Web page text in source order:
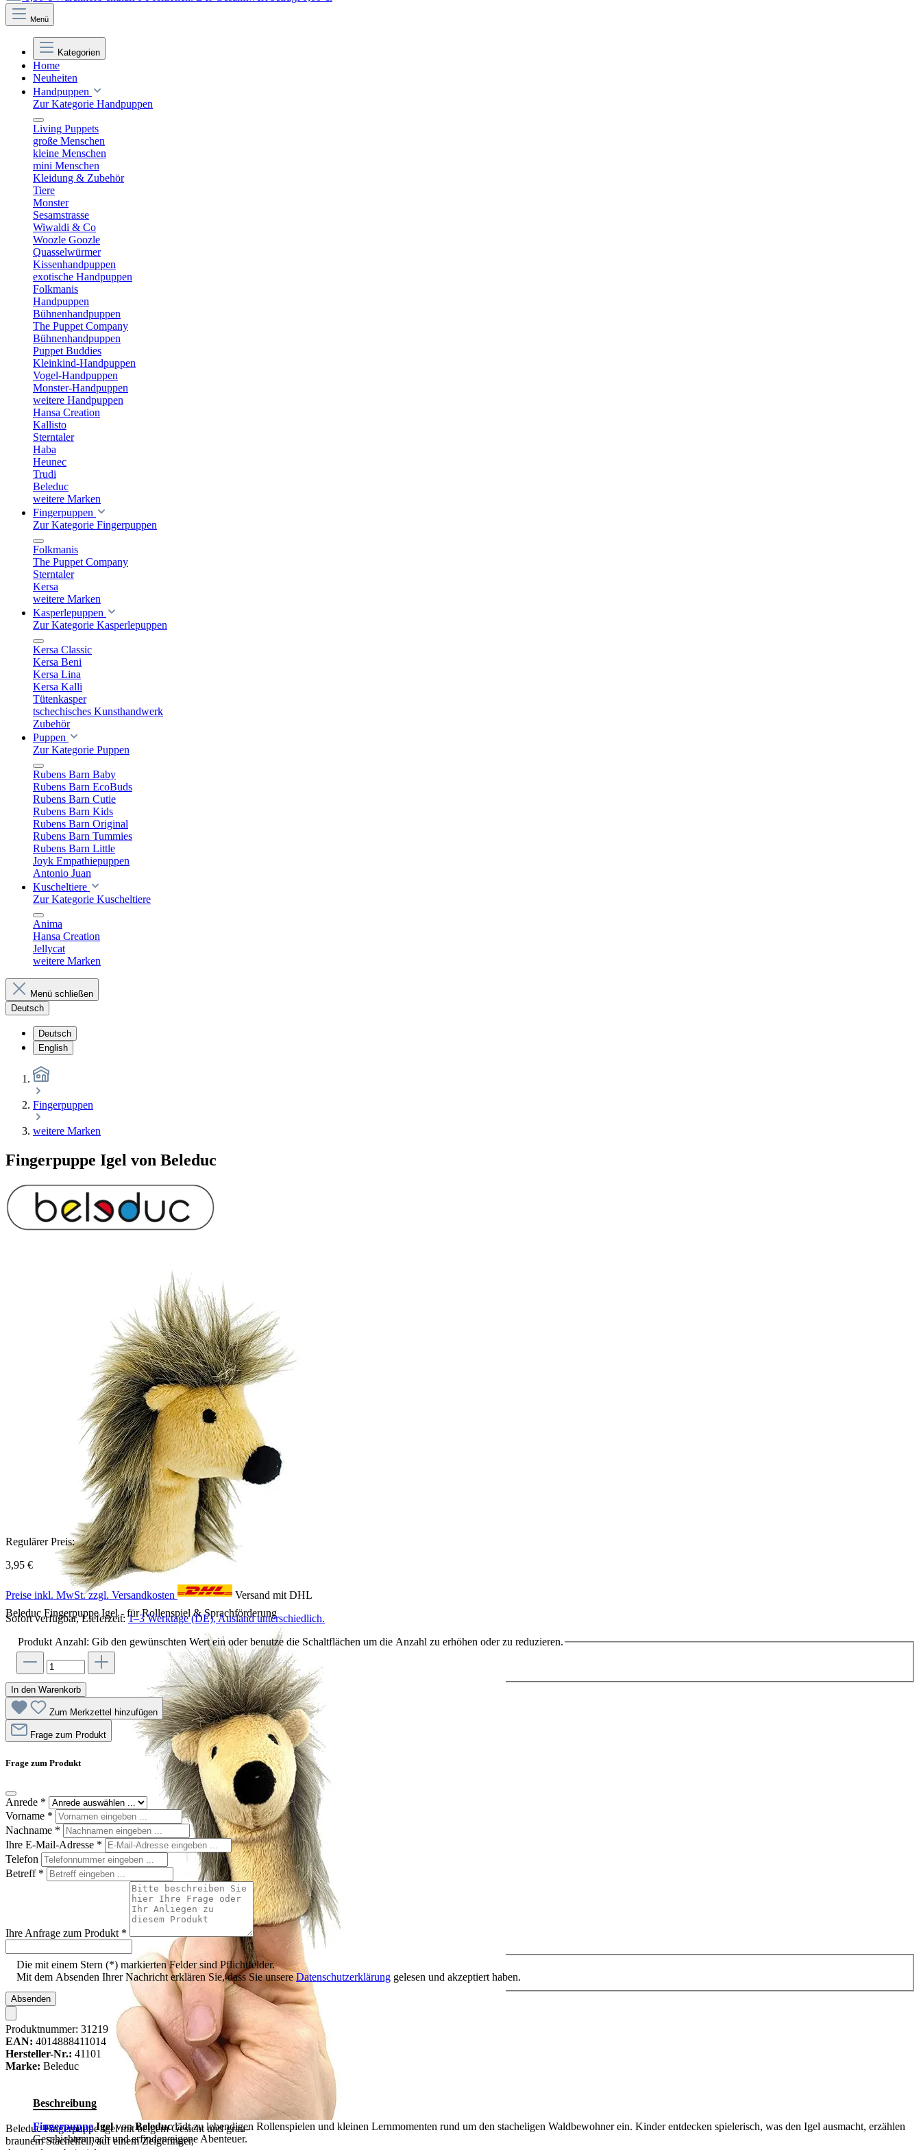
Menü
Kategorien
Home
Neuheiten
Handpuppen
Zur Kategorie Handpuppen
Living Puppets
große Menschen
kleine Menschen
mini Menschen
Kleidung & Zubehör
Tiere
Monster
Sesamstrasse
Wiwaldi & Co
Woozle Goozle
Quasselwürmer
Kissenhandpuppen
exotische Handpuppen
Folkmanis
Handpuppen
Bühnenhandpuppen
The Puppet Company
Bühnenhandpuppen
Puppet Buddies
Kleinkind-Handpuppen
Vogel-Handpuppen
Monster-Handpuppen
weitere Handpuppen
Hansa Creation
Kallisto
Sterntaler
Haba
Heunec
Trudi
Beleduc
weitere Marken
Fingerpuppen
Zur Kategorie Fingerpuppen
Folkmanis
The Puppet Company
Sterntaler
Kersa
weitere Marken
Kasperlepuppen
Zur Kategorie Kasperlepuppen
Kersa Classic
Kersa Beni
Kersa Lina
Kersa Kalli
Tütenkasper
tschechisches Kunsthandwerk
Zubehör
Puppen
Zur Kategorie Puppen
Rubens Barn Baby
Rubens Barn EcoBuds
Rubens Barn Cutie
Rubens Barn Kids
Rubens Barn Original
Rubens Barn Tummies
Rubens Barn Little
Joyk Empathiepuppen
Antonio Juan
Kuscheltiere
Zur Kategorie Kuscheltiere
Anima
Hansa Creation
Jellycat
weitere Marken
Menü schließen
Deutsch
Deutsch
English
Fingerpuppen
weitere Marken
Fingerpuppe Igel von Beleduc
Beleduc Fingerpuppe Igel - für Rollenspiel & Sprachförderung
Beleduc Fingerpuppe Igel mit beigem Gesicht und grau-
braunem Stachelfell, auf einem Zeigefinger,
Regulärer Preis:
3,95 €
Preise inkl. MwSt. zzgl. Versandkosten
Versand mit DHL
Sofort verfügbar, Lieferzeit:1–3 Werktage (DE), Ausland unterschiedlich.
Produkt Anzahl: Gib den gewünschten Wert ein oder benutze die Schaltflächen um die Anzahl zu erhöhen oder zu reduzieren.
In den Warenkorb
Zum Merkzettel hinzufügen
Frage zum Produkt
Frage zum Produkt
Anrede *
Vorname *
Nachname *
Ihre E-Mail-Adresse *
Telefon
Betreff *
Ihre Anfrage zum Produkt *
Die mit einem Stern (*) markierten Felder sind Pflichtfelder.
Mit dem Absenden Ihrer Nachricht erklären Sie, dass Sie unsereDatenschutzerklärung gelesen und akzeptiert haben.
Absenden
Produktnummer: 31219
EAN: 4014888411014
Hersteller-Nr.: 41101
Marke: Beleduc
Beschreibung
FingerpuppeIgelvonBeleduclädt zu lebendigen Rollenspielen und kleinen Lernmomenten rund um den stacheligen Waldbewohner ein. Kinder entdecken spielerisch, was den Igel ausmacht, erzählen
Geschichten nach und erfinden eigene Abenteuer.